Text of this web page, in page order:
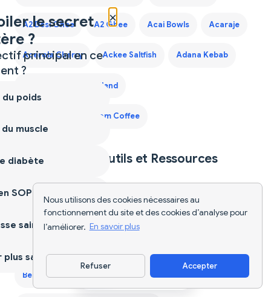
Nous utilisons des cookies nécessaires au
fonctionnement du site et des cookies d’analyse pour
l’améliorer. En savoir plus
Refuser Accepter
A2 Desi Ghee A2 Ghee Acai Bowls Acaraje
Acerola Cherry Ackee Saltfish Adana Kebab
Adaptogen Coffee Blend
Adaptogen Mushroom Coffee
Explore Plus d'Outils et Ressources
AI Food Tracker Application de Régime
Best Weight Loss PillsTélécharger l'appli
×
le secret
?
principal en ce
?
poids
muscle
diabète
SOPK
saine
sain